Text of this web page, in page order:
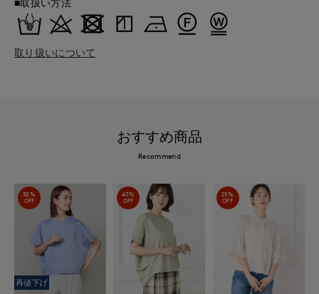
■取扱い方法
取り扱いについて
おすすめ商品
Recommend
30%
OFF
再値下げ
40%
OFF
25%
OFF